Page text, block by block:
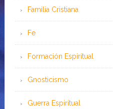
Familia Cristiana
Fe
Formación Espiritual
Gnosticismo
Guerra Espiritual